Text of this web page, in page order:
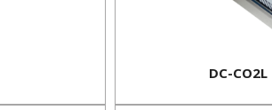
DC-CO2L